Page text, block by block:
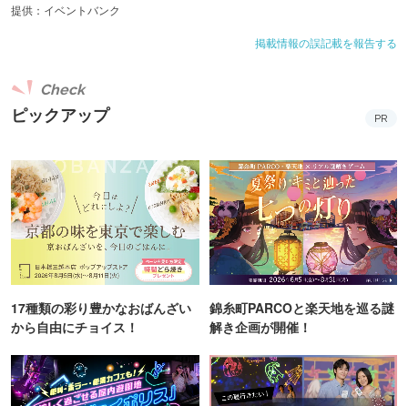
提供：イベントバンク
掲載情報の誤記載を報告する
ピックアップ
Check
PR
17種類の彩り豊かなおばんざい
から自由にチョイス！
錦糸町PARCOと楽天地を巡る謎
解き企画が開催！